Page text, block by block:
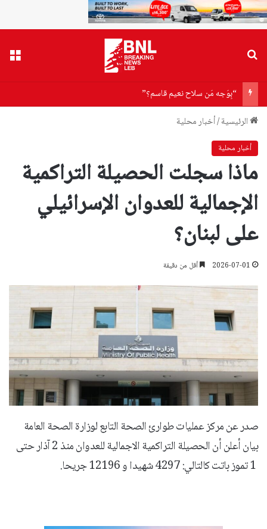
“بِوَجه مَن سلاح نعيم قاسم؟”
الرئيسية/أخبار محلية
أخبار محلية
ماذا سجلت الحصيلة التراكمية
الإجمالية للعدوان الإسرائيلي
على لبنان؟
2026-07-01 أقل من دقيقة
صدر عن مركز عمليات طوارئ الصحة التابع لوزارة الصحة العامة
بيان أعلن أن الحصيلة التراكمية الاجمالية للعدوان منذ 2 آذار حتى